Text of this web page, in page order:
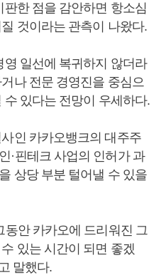
한 점을 감안하면 항소심
것이라는 관측이 나왔다.
영 일선에 복귀하지 않더라
나 전문 경영진을 중심으
있다는 전망이 우세하다.
인 카카오뱅크의 대주주
·핀테크 사업의 인허가 과
상당 부분 털어낼 수 있을
동안 카카오에 드리워진 그
있는 시간이 되면 좋겠
말했다.